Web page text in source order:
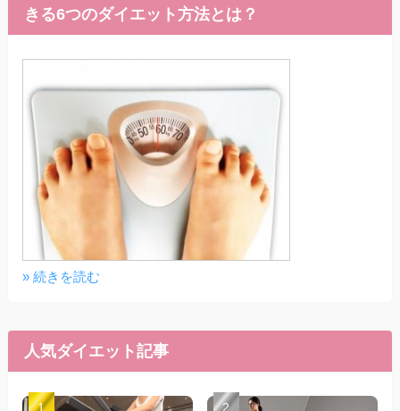
きる6つのダイエット方法とは？
» 続きを読む
人気ダイエット記事